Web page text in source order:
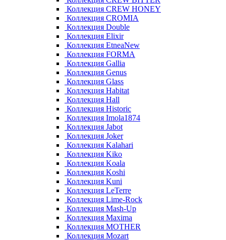
Коллекция CREW HONEY
Коллекция CROMIA
Коллекция Double
Коллекция Elixir
Коллекция EtneaNew
Коллекция FORMA
Коллекция Gallia
Коллекция Genus
Коллекция Glass
Коллекция Habitat
Коллекция Hall
Коллекция Historic
Коллекция Imola1874
Коллекция Jabot
Коллекция Joker
Коллекция Kalahari
Коллекция Kiko
Коллекция Koala
Коллекция Koshi
Коллекция Kuni
Коллекция LeTerre
Коллекция Lime-Rock
Коллекция Mash-Up
Коллекция Maxima
Коллекция MOTHER
Коллекция Mozart